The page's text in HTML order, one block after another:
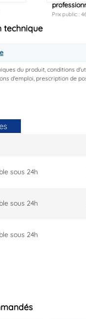
Prix public :
technique
du produit, conditions
d'emploi, prescription de
sous 24h
sous 24h
sous 24h